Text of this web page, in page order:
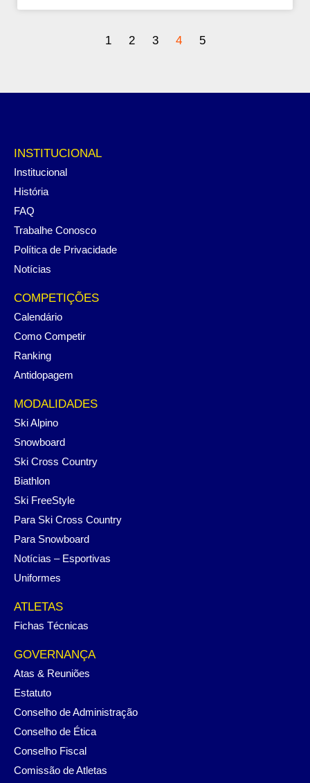
1 2 3 4 5
INSTITUCIONAL
Institucional
História
FAQ
Trabalhe Conosco
Política de Privacidade
Notícias
COMPETIÇÕES
Calendário
Como Competir
Ranking
Antidopagem
MODALIDADES
Ski Alpino
Snowboard
Ski Cross Country
Biathlon
Ski FreeStyle
Para Ski Cross Country
Para Snowboard
Notícias – Esportivas
Uniformes
ATLETAS
Fichas Técnicas
GOVERNANÇA
Atas & Reuniões
Estatuto
Conselho de Administração
Conselho de Ética
Conselho Fiscal
Comissão de Atletas